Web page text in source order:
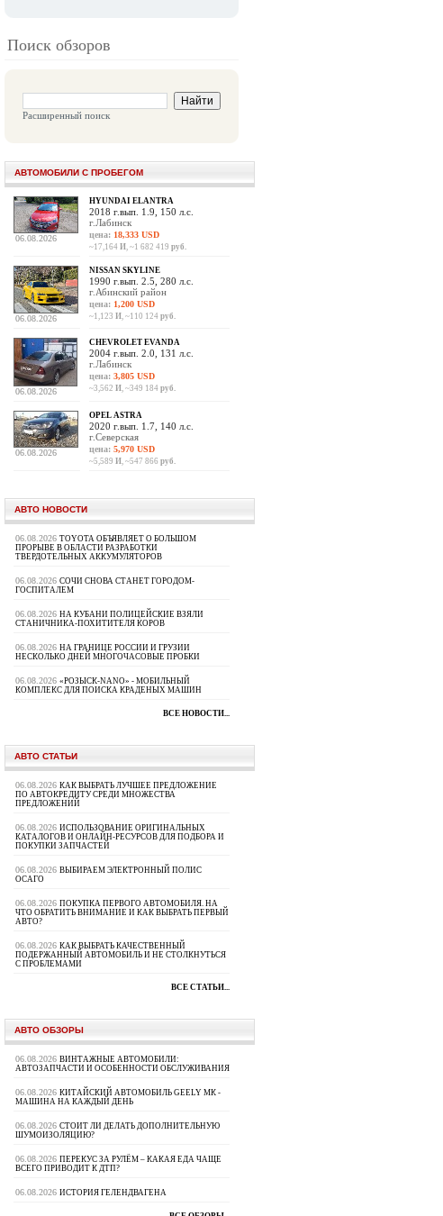
Поиск обзоров
Расширенный поиск
АВТОМОБИЛИ С ПРОБЕГОМ
06.08.2026
HYUNDAI ELANTRA
2018 г.вып. 1.9, 150 л.с.
г.Лабинск
цена: 18,333 USD
~17,164 И, ~1 682 419 руб.
06.08.2026
NISSAN SKYLINE
1990 г.вып. 2.5, 280 л.с.
г.Абинский район
цена: 1,200 USD
~1,123 И, ~110 124 руб.
06.08.2026
CHEVROLET EVANDA
2004 г.вып. 2.0, 131 л.с.
г.Лабинск
цена: 3,805 USD
~3,562 И, ~349 184 руб.
06.08.2026
OPEL ASTRA
2020 г.вып. 1.7, 140 л.с.
г.Северская
цена: 5,970 USD
~5,589 И, ~547 866 руб.
АВТО НОВОСТИ
06.08.2026 TOYOTA ОБЪЯВЛЯЕТ О БОЛЬШОМ
ПРОРЫВЕ В ОБЛАСТИ РАЗРАБОТКИ
ТВЕРДОТЕЛЬНЫХ АККУМУЛЯТОРОВ
06.08.2026 СОЧИ СНОВА СТАНЕТ ГОРОДОМ-
ГОСПИТАЛЕМ
06.08.2026 НА КУБАНИ ПОЛИЦЕЙСКИЕ ВЗЯЛИ
СТАНИЧНИКА-ПОХИТИТЕЛЯ КОРОВ
06.08.2026 НА ГРАНИЦЕ РОССИИ И ГРУЗИИ
НЕСКОЛЬКО ДНЕЙ МНОГОЧАСОВЫЕ ПРОБКИ
06.08.2026 «РОЗЫСК-NANO» - МОБИЛЬНЫЙ
КОМПЛЕКС ДЛЯ ПОИСКА КРАДЕНЫХ МАШИН
ВСЕ НОВОСТИ...
АВТО СТАТЬИ
06.08.2026 КАК ВЫБРАТЬ ЛУЧШЕЕ ПРЕДЛОЖЕНИЕ
ПО АВТОКРЕДИТУ СРЕДИ МНОЖЕСТВА
ПРЕДЛОЖЕНИЙ
06.08.2026 ИСПОЛЬЗОВАНИЕ ОРИГИНАЛЬНЫХ
КАТАЛОГОВ И ОНЛАЙН-РЕСУРСОВ ДЛЯ ПОДБОРА И
ПОКУПКИ ЗАПЧАСТЕЙ
06.08.2026 ВЫБИРАЕМ ЭЛЕКТРОННЫЙ ПОЛИС
ОСАГО
06.08.2026 ПОКУПКА ПЕРВОГО АВТОМОБИЛЯ. НА
ЧТО ОБРАТИТЬ ВНИМАНИЕ И КАК ВЫБРАТЬ ПЕРВЫЙ
АВТО?
06.08.2026 КАК ВЫБРАТЬ КАЧЕСТВЕННЫЙ
ПОДЕРЖАННЫЙ АВТОМОБИЛЬ И НЕ СТОЛКНУТЬСЯ
С ПРОБЛЕМАМИ
ВСЕ СТАТЬИ...
АВТО ОБЗОРЫ
06.08.2026 ВИНТАЖНЫЕ АВТОМОБИЛИ:
АВТОЗАПЧАСТИ И ОСОБЕННОСТИ ОБСЛУЖИВАНИЯ
06.08.2026 КИТАЙСКИЙ АВТОМОБИЛЬ GEELY МК -
МАШИНА НА КАЖДЫЙ ДЕНЬ
06.08.2026 СТОИТ ЛИ ДЕЛАТЬ ДОПОЛНИТЕЛЬНУЮ
ШУМОИЗОЛЯЦИЮ?
06.08.2026 ПЕРЕКУС ЗА РУЛЁМ – КАКАЯ ЕДА ЧАЩЕ
ВСЕГО ПРИВОДИТ К ДТП?
06.08.2026 ИСТОРИЯ ГЕЛЕНДВАГЕНА